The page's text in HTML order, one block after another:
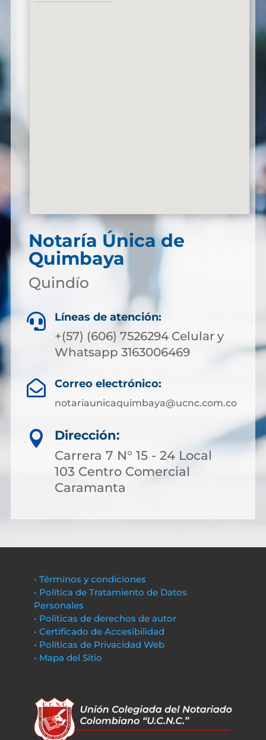
Notaría Única de
Quimbaya
Quindío
 Líneas de atención:
+(57) (606) 7526294 Celular y
Whatsapp 3163006469
 Correo electrónico:
notariaunicaquimbaya@ucnc.com.co

Dirección:
Carrera 7 N° 15 - 24 Local
103 Centro Comercial
Caramanta
• Términos y condiciones
• Política de Tratamiento de Datos
Personales
• Políticas de derechos de autor
• Certificado de Accesibilidad
• Políticas de Privacidad Web
• Mapa del Sitio